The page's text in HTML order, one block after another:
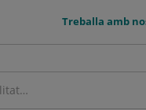
menuTop
Treballa amb